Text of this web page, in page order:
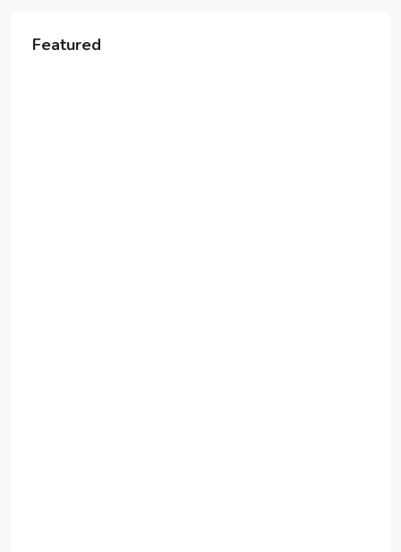
Featured